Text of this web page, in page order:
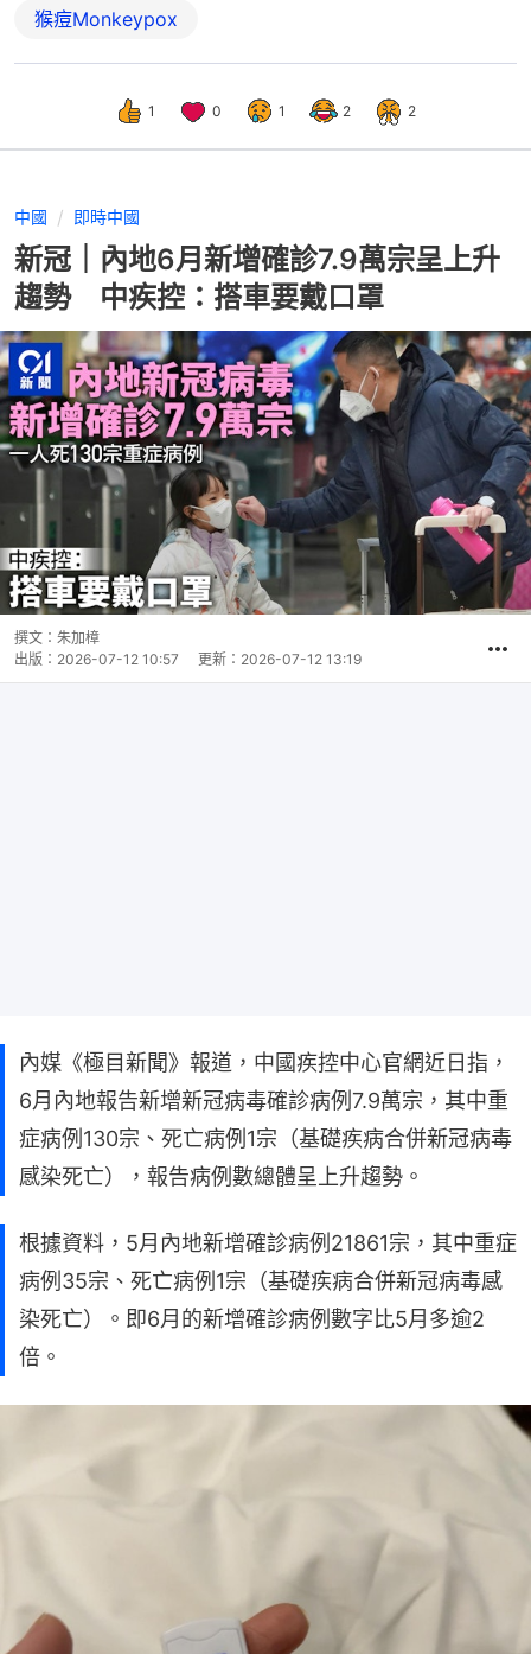
猴痘Monkeypox
1 0 1 2 2
中國 即時中國
新冠｜內地6月新增確診7.9萬宗呈上升
趨勢 中疾控：搭車要戴口罩
撰文： 朱加樟
出版： 2026-07-12 10:57 更新： 2026-07-12 13:19
內媒《極目新聞》報道，中國疾控中心官網近日指，
6月內地報告新增新冠病毒確診病例7.9萬宗，其中重
症病例130宗、死亡病例1宗（基礎疾病合併新冠病毒
感染死亡），報告病例數總體呈上升趨勢。
根據資料，5月內地新增確診病例21861宗，其中重症
病例35宗、死亡病例1宗（基礎疾病合併新冠病毒感
染死亡）。即6月的新增確診病例數字比5月多逾2
倍。